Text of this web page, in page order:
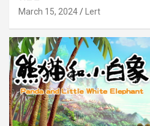
March 15, 2024 Lert